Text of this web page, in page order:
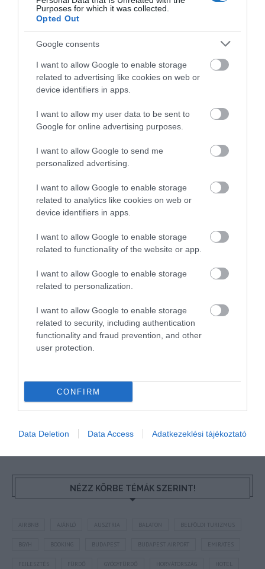
Purposes for which it was collected.
Opted Out
Google consents
I want to allow Google to enable storage
related to advertising like cookies on web or
device identifiers in apps.
I want to allow my user data to be sent to
Google for online advertising purposes.
I want to allow Google to send me
personalized advertising.
I want to allow Google to enable storage
related to analytics like cookies on web or
device identifiers in apps.
I want to allow Google to enable storage
related to functionality of the website or app.
I want to allow Google to enable storage
related to personalization.
I want to allow Google to enable storage
related to security, including authentication
functionality and fraud prevention, and other
user protection.
CONFIRM
Data Deletion Data Access Adatkezeklési tájékoztató
vállalkozó szellemű szakember, vagy vállalkozás, de
ha nagyarányú állami támogatásokat adunk 1-1
projektnek, akkor nem ördögtől való elgondolkodni
meg az adófizetők felé.
Kérem nap végén az aznapi friss cikkeket!
MAGYARORSZÁG
"Az ember, aki a tengert nézi, szerelemtől
sújtott gyerek." Jean-Michel Maulpoix
KÖZÖSSÉGÜNK TÉGED IS VÁR!
NÉZZ KÖRBE TÉMÁK SZERINT!
AUSZTRIA BALATON BELFÖLDI TURIZMUS
BUDAPEST BUDAPEST AIRPORT EMIRATES
FEJLESZTÉS HORVÁTORSZÁG HOTEL